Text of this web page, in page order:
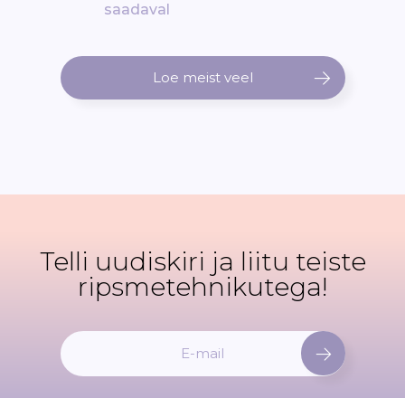
saadaval
Loe meist veel
Telli uudiskiri ja liitu teiste
ripsmetehnikutega!
L
i